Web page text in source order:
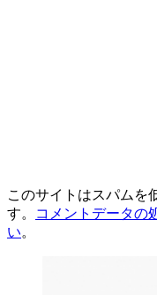
このサイトはスパムを
す。
コメントデータの
い。